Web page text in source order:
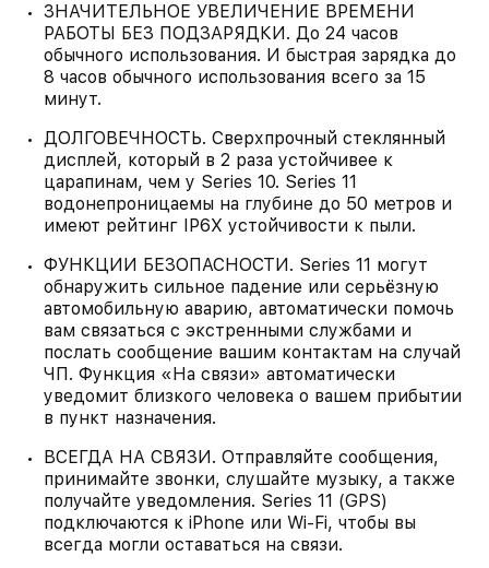
ЗНАЧИТЕЛЬНОЕ УВЕЛИЧЕНИЕ ВРЕМЕНИ
РАБОТЫ БЕЗ ПОДЗАРЯДКИ. До 24 часов
обычного использования. И быстрая зарядка до
8 часов обычного использования всего за 15
минут.
ДОЛГОВЕЧНОСТЬ. Сверхпрочный стеклянный
дисплей, который в 2 раза устойчивее к
царапинам, чем у Series 10. Series 11
водонепроницаемы на глубине до 50 метров и
имеют рейтинг IP6X устойчивости к пыли.
ФУНКЦИИ БЕЗОПАСНОСТИ. Series 11 могут
обнаружить сильное падение или серьёзную
автомобильную аварию, автоматически помочь
вам связаться с экстренными службами и
послать сообщение вашим контактам на случай
ЧП. Функция «На связи» автоматически
уведомит близкого человека о вашем прибытии
в пункт назначения.
ВСЕГДА НА СВЯЗИ. Отправляйте сообщения,
принимайте звонки, слушайте музыку, а также
получайте уведомления. Series 11 (GPS)
подключаются к iPhone или Wi‑Fi, чтобы вы
всегда могли оставаться на связи.